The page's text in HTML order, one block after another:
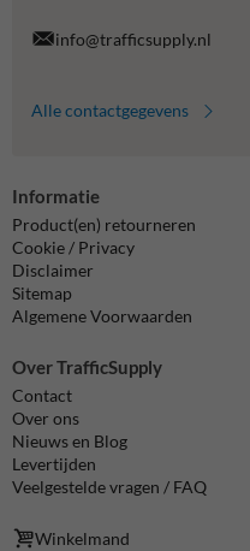
info@trafficsupply.nl
Alle contactgegevens
Informatie
Product(en) retourneren
Cookie / Privacy
Disclaimer
Sitemap
Algemene Voorwaarden
Over TrafficSupply
Contact
Over ons
Nieuws en Blog
Levertijden
Veelgestelde vragen / FAQ
Winkelmand